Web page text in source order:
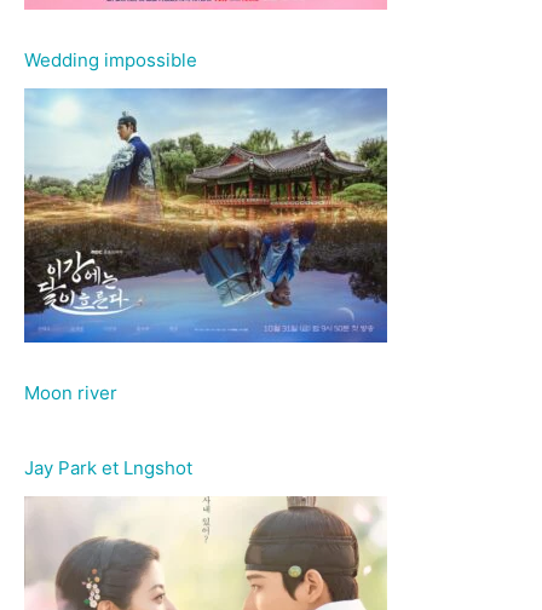
Wedding impossible
Moon river
Jay Park et Lngshot